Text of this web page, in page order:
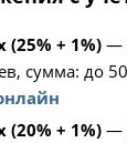
(25% + 1%)—
сумма: до
(20% + 1%)—